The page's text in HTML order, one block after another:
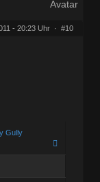
- 20:23 Uhr · #10
Gully